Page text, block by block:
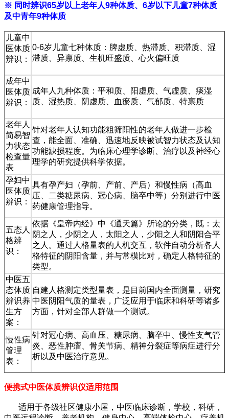
※ 同时辨识65岁以上老年人9种体质、6岁以下儿童7种体质
及中青年9种体质
儿童中
医体质
辨识：
0-6岁儿童七种体质：脾虚质、热滞质、积滞质、湿
滞质、异禀质、生机旺盛质、心火偏旺质
成年中
医体质
辨识：
成年人九种体质：平和质、阳虚质、气虚质、痰湿
质、湿热质、阴虚质、血瘀质、气郁质、特禀质
老年人
简易智
力状态
检查量
表
针对老年人认知功能粗筛阳性的老年人做进一步检
查，能全面、准确、迅速地反映被试智力状态及认知
功能缺损程度。为临床心理学诊断、治疗以及神经心
理学的研究提供科学依据。
孕妇中
医体质
辨识：
具有孕产妇（孕前、产前、产后）和慢性病（高血
压、二类糖尿病、冠心病、脑卒中等）分别进行中医
药健康管理指导。
五态人
格辨
识：
依据《皇帝内经》中《通天篇》所论的分类，既：太
阴之人，少阴之人，太阳之人，少阳之人和阴阳合平
之人。通过人格量表的人机交互，软件自动分析各人
格特征的阴阳含量，并与常模比对，确定人格特征的
类型。
中医五
态体质
辨识养
生方
案：
自建人格测定类型量表，是目前国内全面测量，研究
中医阴阳气质的量表，广泛应用于临床和科研等诸多
方面，针对全部人群做一个测试。
慢性病
管理
表：
针对冠心病、高血压、糖尿病、脑卒中、慢性支气管
炎、恶性肿瘤、骨关节病、精神分裂症等病症进行分
析以及中医治疗意见。
便携式中医体质辨识仪适用范围
适用于各级社区健康小屋，中医临床诊断，学校，科研，